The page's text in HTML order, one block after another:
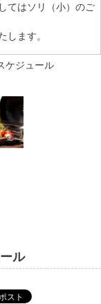
てはソリ（小）のご
します。
ケジュール
ル